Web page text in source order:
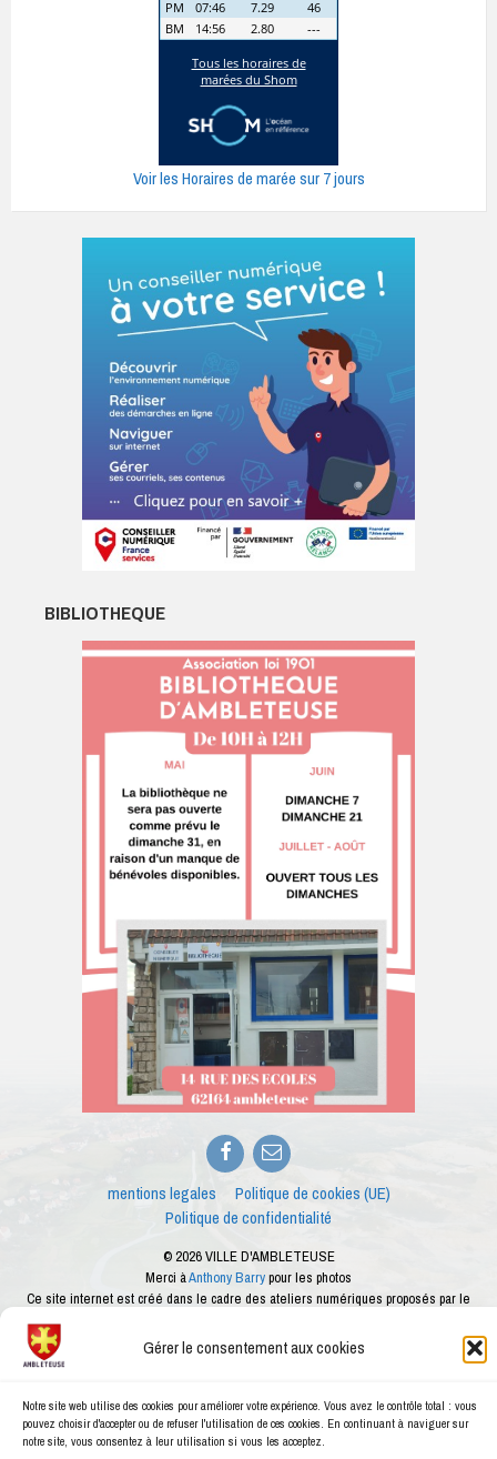
Gérer le consentement aux cookies
Notre site web utilise des cookies pour améliorer votre expérience. Vous avez le contrôle total : vous
pouvez choisir d'accepter ou de refuser l'utilisation de ces cookies. En continuant à naviguer sur
notre site, vous consentez à leur utilisation si vous les acceptez.
Voir les Horaires de marée sur 7 jours
BIBLIOTHEQUE
Facebook
E-
mail
mentions legales
Politique de cookies (UE)
Politique de confidentialité
© 2026 VILLE D'AMBLETEUSE
Merci àAnthony Barrypour les photos
Ce site internet est créé dans le cadre des ateliers numériques proposés par le